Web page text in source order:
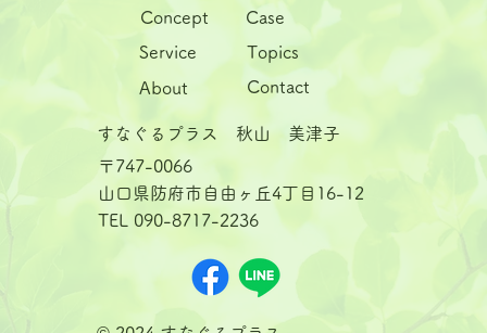
Concept Case
Service Topics
About Contact
すなぐるプラス 秋山 美津子
〒747-0066
山口県防府市自由ヶ丘4丁目16-12
TEL 090-8717-2236